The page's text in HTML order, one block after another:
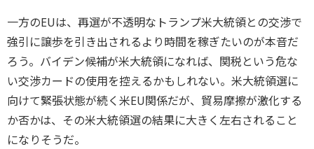
一方のEUは、再選が不透明なトランプ米大統領との交渉で
強引に譲歩を引き出されるより時間を稼ぎたいのが本音だ
ろう。バイデン候補が米大統領になれば、関税という危な
い交渉カードの使用を控えるかもしれない。米大統領選に
向けて緊張状態が続く米EU関係だが、貿易摩擦が激化する
か否かは、その米大統領選の結果に大きく左右されること
になりそうだ。